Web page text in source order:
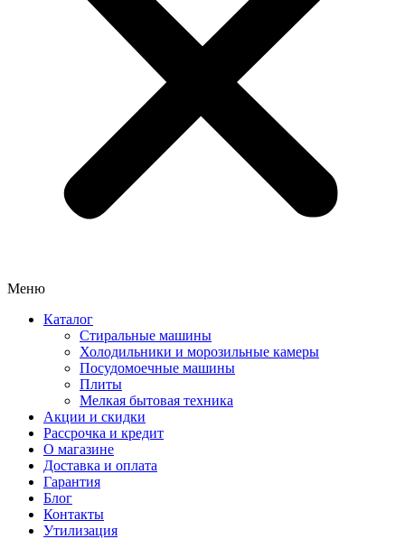
Меню
Каталог
Стиральные машины
Холодильники и морозильные камеры
Посудомоечные машины
Плиты
Мелкая бытовая техника
Акции и скидки
Рассрочка и кредит
О магазине
Доставка и оплата
Гарантия
Блог
Контакты
Утилизация